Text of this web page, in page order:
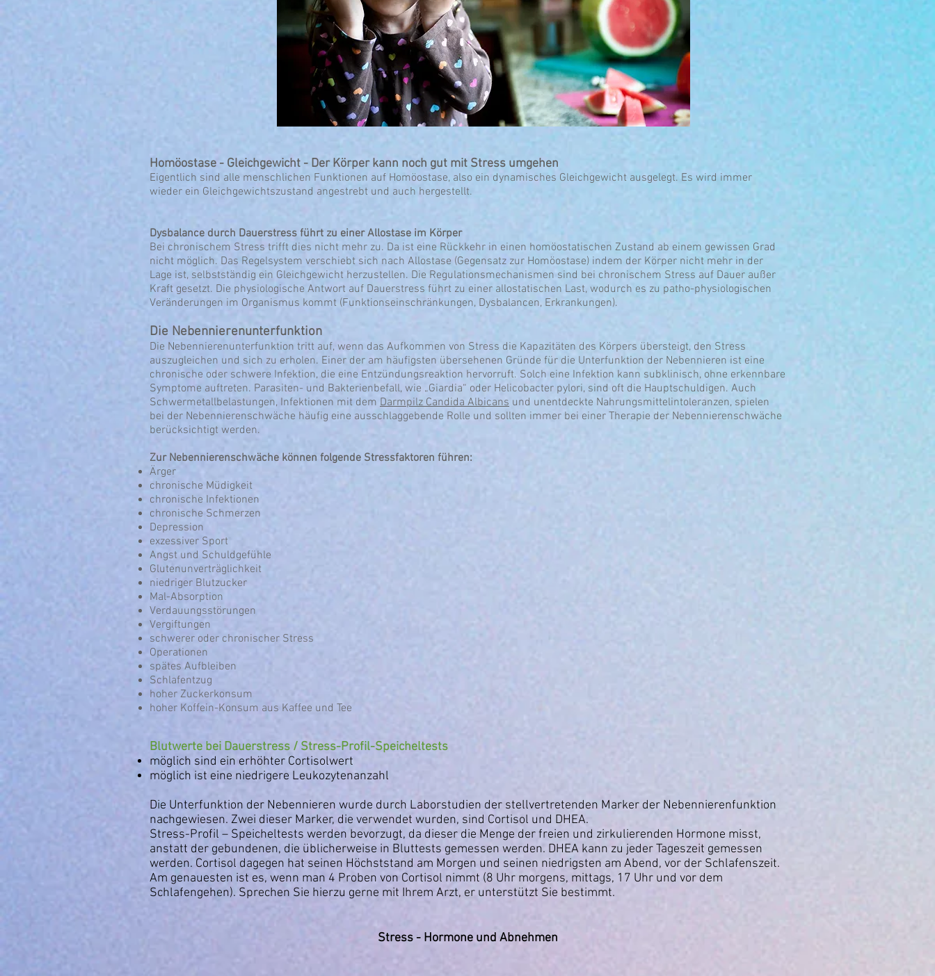
Homöostase - Gleichgewicht - Der Körper kann noch gut mit Stress umgehen
Eigentlich sind alle menschlichen Funktionen auf Homöostase, also ein dynamisches Gleichgewicht ausgelegt. Es wird immer
wieder ein Gleichgewichtszustand angestrebt und auch hergestellt.
Dysbalance durch Dauerstress führt zu einer Allostase im Körper
Bei chronischem Stress trifft dies nicht mehr zu. Da ist eine Rückkehr in einen homöostatischen Zustand ab einem gewissen Grad
nicht möglich. Das Regelsystem verschiebt sich nach Allostase (Gegensatz zur Homöostase) indem der Körper nicht mehr in der
Lage ist, selbstständig ein Gleichgewicht herzustellen. Die Regulationsmechanismen sind bei chronischem Stress auf Dauer außer
Kraft gesetzt. Die physiologische Antwort auf Dauerstress führt zu einer allostatischen Last, wodurch es zu patho-physiologischen
Veränderungen im Organismus kommt (Funktionseinschränkungen, Dysbalancen, Erkrankungen).
Die Nebennierenunterfunktion
Die Nebennierenunterfunktion tritt auf, wenn das Aufkommen von Stress die Kapazitäten des Körpers übersteigt, den Stress
auszugleichen und sich zu erholen. Einer der am häufigsten übersehenen Gründe für die Unterfunktion der Nebennieren ist eine
chronische oder schwere Infektion, die eine Entzündungsreaktion hervorruft. Solch eine Infektion kann subklinisch, ohne erkennbare
Symptome auftreten. Parasiten- und Bakterienbefall, wie „Giardia“ oder Helicobacter pylori, sind oft die Hauptschuldigen. Auch
Schwermetallbelastungen, Infektionen mit dem Darmpilz Candida Albicans und unentdeckte Nahrungsmittelintoleranzen, spielen
bei der Nebennierenschwäche häufig eine ausschlaggebende Rolle und sollten immer bei einer Therapie der Nebennierenschwäche
berücksichtigt werden.
Zur Nebennierenschwäche können folgende Stressfaktoren führen:
Ärger
chronische Müdigkeit
chronische Infektionen
chronische Schmerzen
Depression
exzessiver Sport
Angst und Schuldgefühle
Glutenunverträglichkeit
niedriger Blutzucker
Mal-Absorption
Verdauungsstörungen
Vergiftungen
schwerer oder chronischer Stress
Operationen
spätes Aufbleiben
Schlafentzug
hoher Zuckerkonsum
hoher Koffein-Konsum aus Kaffee und Tee
Blutwerte bei Dauerstress / Stress-Profil-Speicheltests
möglich sind ein erhöhter Cortisolwert
möglich ist eine niedrigere Leukozytenanzahl
Die Unterfunktion der Nebennieren wurde durch Laborstudien der stellvertretenden Marker der Nebennierenfunktion
nachgewiesen. Zwei dieser Marker, die verwendet wurden, sind Cortisol und DHEA.
Stress-Profil – Speicheltests werden bevorzugt, da dieser die Menge der freien und zirkulierenden Hormone misst,
anstatt der gebundenen, die üblicherweise in Bluttests gemessen werden. DHEA kann zu jeder Tageszeit gemessen
werden. Cortisol dagegen hat seinen Höchststand am Morgen und seinen niedrigsten am Abend, vor der Schlafenszeit.
Am genauesten ist es, wenn man 4 Proben von Cortisol nimmt (8 Uhr morgens, mittags, 17 Uhr und vor dem
Schlafengehen). Sprechen Sie hierzu gerne mit Ihrem Arzt, er unterstützt Sie bestimmt.
Stress - Hormone und Abnehmen